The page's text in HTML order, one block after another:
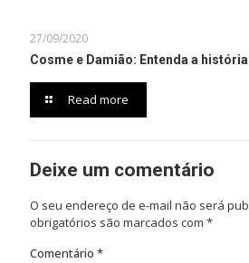
27/09/2020
Cosme e Damião: Entenda a
Read more
Deixe um comentário
O seu endereço de e-mail não será
obrigatórios são marcados com *
Comentário *